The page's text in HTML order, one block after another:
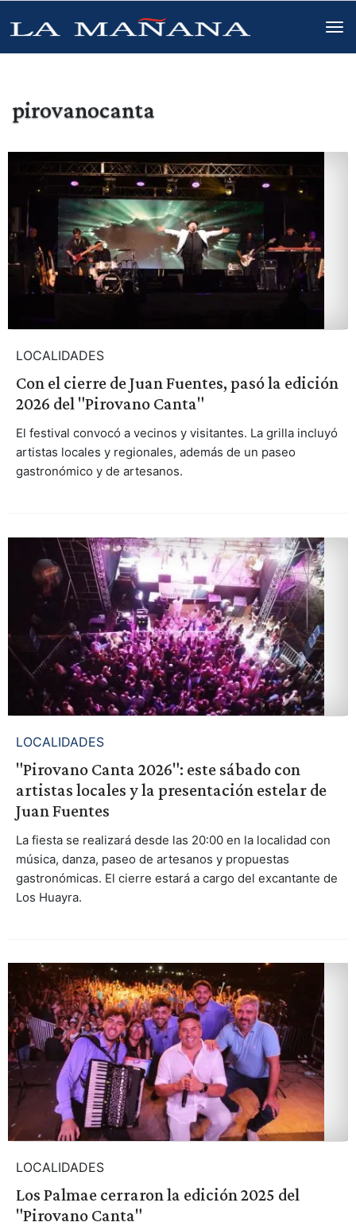
pirovanocanta
LOCALIDADES
Con el cierre de Juan Fuentes, pasó la edición
2026 del "Pirovano Canta"
El festival convocó a vecinos y visitantes. La grilla incluyó
artistas locales y regionales, además de un paseo
gastronómico y de artesanos.
LOCALIDADES
"Pirovano Canta 2026": este sábado con
artistas locales y la presentación estelar de
Juan Fuentes
La fiesta se realizará desde las 20:00 en la localidad con
música, danza, paseo de artesanos y propuestas
gastronómicas. El cierre estará a cargo del excantante de
Los Huayra.
LOCALIDADES
Los Palmae cerraron la edición 2025 del
"Pirovano Canta"